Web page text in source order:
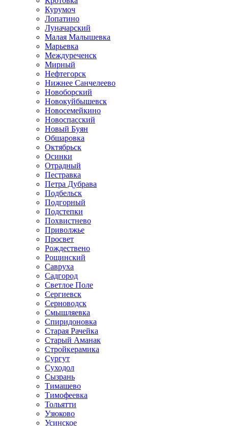
Курумоч
Лопатино
Луначарский
Малая Малышевка
Марьевка
Междуреченск
Мирный
Нефтегорск
Нижнее Санчелеево
Новоборский
Новокуйбышевск
Новосемейкино
Новоспасский
Новый Буян
Обшаровка
Октябрьск
Осинки
Отрадный
Пестравка
Петра Дубрава
Подбельск
Подгорный
Подстепки
Похвистнево
Приволжье
Просвет
Рождествено
Рощинский
Савруха
Садгород
Светлое Поле
Сергиевск
Серноводск
Смышляевка
Спиридоновка
Старая Рачейка
Старый Аманак
Стройкерамика
Сургут
Суходол
Сызрань
Тимашево
Тимофеевка
Тольятти
Узюково
Усинское